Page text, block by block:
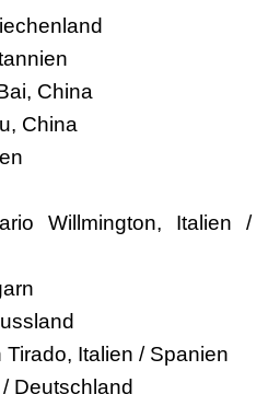
China
China
Willmington, Italien /
Italien / Spanien
Deutschland